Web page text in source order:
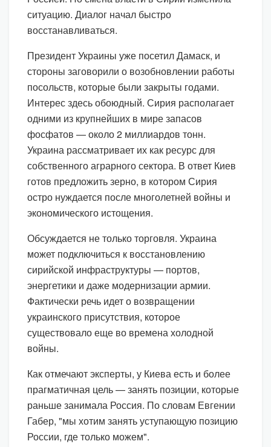
ситуацию. Диалог начал быстро
восстанавливаться.
Президент Украины уже посетил Дамаск, и
стороны заговорили о возобновлении работы
посольств, которые были закрыты годами.
Интерес здесь обоюдный. Сирия располагает
одними из крупнейших в мире запасов
фосфатов — около 2 миллиардов тонн.
Украина рассматривает их как ресурс для
собственного аграрного сектора. В ответ Киев
готов предложить зерно, в котором Сирия
остро нуждается после многолетней войны и
экономического истощения.
Обсуждается не только торговля. Украина
может подключиться к восстановлению
сирийской инфраструктуры — портов,
энергетики и даже модернизации армии.
Фактически речь идет о возвращении
украинского присутствия, которое
существовало еще во времена холодной
войны.
Как отмечают эксперты, у Киева есть и более
прагматичная цель — занять позиции, которые
раньше занимала Россия. По словам Евгении
Габер, "мы хотим занять уступающую позицию
России, где только можем".